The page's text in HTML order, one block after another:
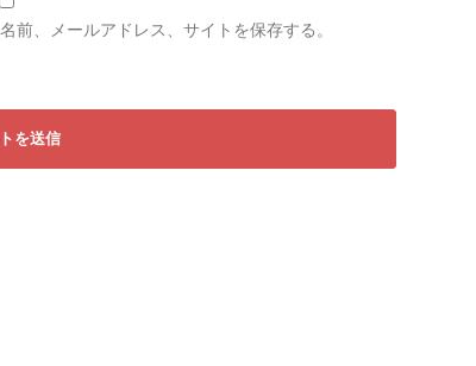
前、メールアドレス、サイトを保存する。